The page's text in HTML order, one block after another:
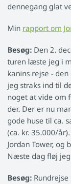
dennegang glat
Min rapport om
Besøg: Den 2.
turen læste jeg i
kanins rejse -
jeg straks ind til
noget at vide om
der. Der er nu
gode huse til ca.
(ca. kr. 35.000/
Jordan Tower, og
Næste dag fløj
Besøg: